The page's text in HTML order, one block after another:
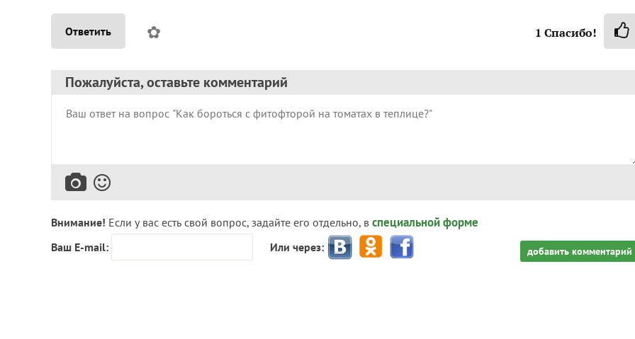
Ответить ✿ 1 Спасибо!
Пожалуйста, оставьте комментарий
Внимание! Если у вас есть свой вопрос, задайте его отдельно, в специальной форме
Ваш E-mail: Или через: добавить комментарий